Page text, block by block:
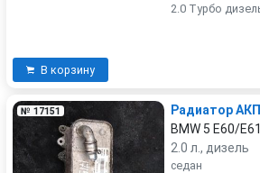
2.0 Турбо
В корзину
№ 17151
Радиатор
BMW 5 E60/
2.0 л., дизель
седан